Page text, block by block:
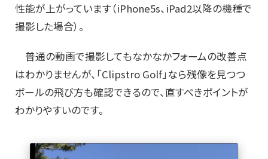
性能が上がっています（iPhone5s、iPad2以降の機種で
撮影した場合）。
普通の動画で撮影してもなかなかフォームの改善点
はわかりませんが、「Clipstro Golf」なら残像を見つつ
ボールの飛び方も確認できるので、直すべきポイントが
わかりやすいのです。